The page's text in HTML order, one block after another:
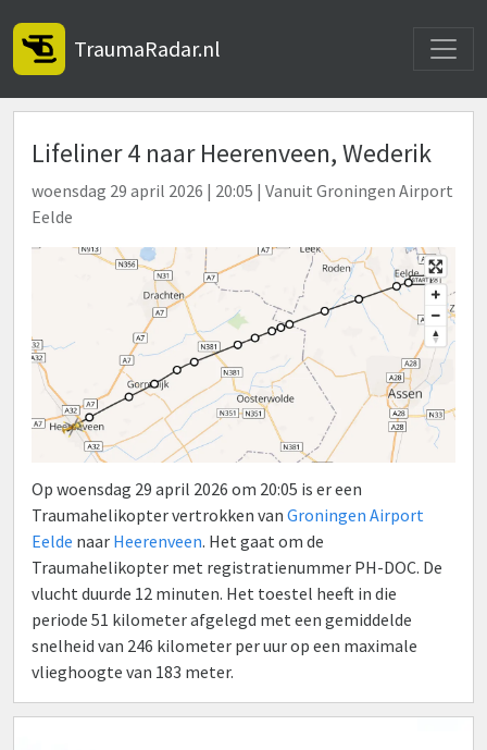
TraumaRadar.nl
Lifeliner 4 naar Heerenveen, Wederik
woensdag 29 april 2026 | 20:05 | Vanuit Groningen Airport
Eelde
Op woensdag 29 april 2026 om 20:05 is er een
Traumahelikopter vertrokken van Groningen Airport
Eelde naar Heerenveen. Het gaat om de
Traumahelikopter met registratienummer PH-DOC. De
vlucht duurde 12 minuten. Het toestel heeft in die
periode 51 kilometer afgelegd met een gemiddelde
snelheid van 246 kilometer per uur op een maximale
vlieghoogte van 183 meter.